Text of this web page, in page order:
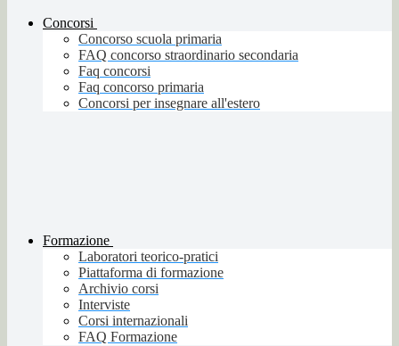
Concorsi
Concorso scuola primaria
FAQ concorso straordinario secondaria
Faq concorsi
Faq concorso primaria
Concorsi per insegnare all'estero
Formazione
Laboratori teorico-pratici
Piattaforma di formazione
Archivio corsi
Interviste
Corsi internazionali
FAQ Formazione